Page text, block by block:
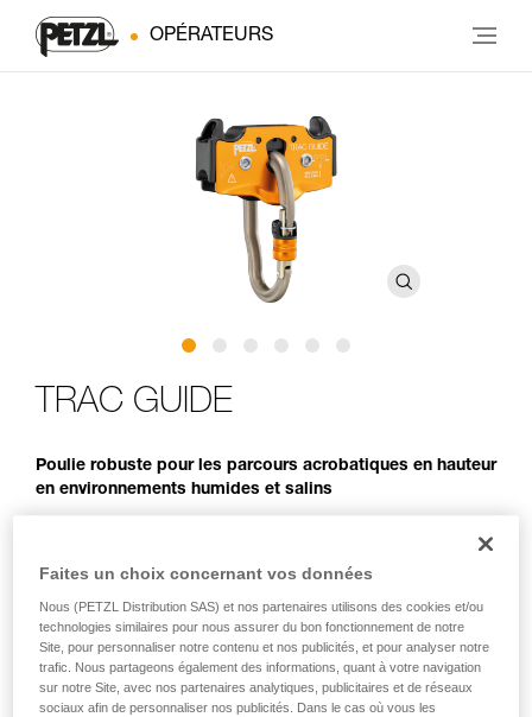
OPÉRATEURS
TRAC GUIDE
Poulie robuste pour les parcours acrobatiques en hauteur
en environnements humides et salins
ergonomique et captif, elle permet à l'encadrant d'installer
rapidement la poulie à une main sur le câble. Grâce au
pivotement du mousqueton, la poulie est maintenue sur le
câble lorsqu'elle entre en contact avec le frein d'extrémité
de la tyrolienne. Les extrémités sont équipées de butées
limitant les coincements de doigts et de deux supports pour
Faites un choix concernant vos données
Nous (PETZL Distribution SAS) et nos partenaires utilisons des cookies et/ou
technologies similaires pour nous assurer du bon fonctionnement de notre
Site, pour personnaliser notre contenu et nos publicités, et pour analyser notre
trafic. Nous partageons également des informations, quant à votre navigation
sur notre Site, avec nos partenaires analytiques, publicitaires et de réseaux
sociaux afin de personnaliser nos publicités. Dans le cas où vous les